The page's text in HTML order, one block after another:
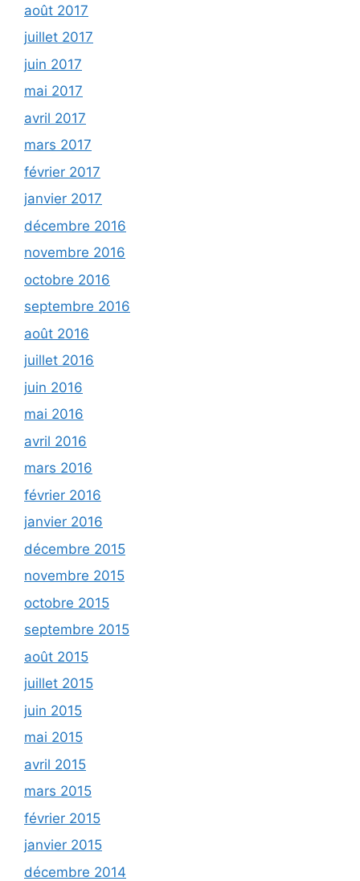
août 2017
juillet 2017
juin 2017
mai 2017
avril 2017
mars 2017
février 2017
janvier 2017
décembre 2016
novembre 2016
octobre 2016
septembre 2016
août 2016
juillet 2016
juin 2016
mai 2016
avril 2016
mars 2016
février 2016
janvier 2016
décembre 2015
novembre 2015
octobre 2015
septembre 2015
août 2015
juillet 2015
juin 2015
mai 2015
avril 2015
mars 2015
février 2015
janvier 2015
décembre 2014